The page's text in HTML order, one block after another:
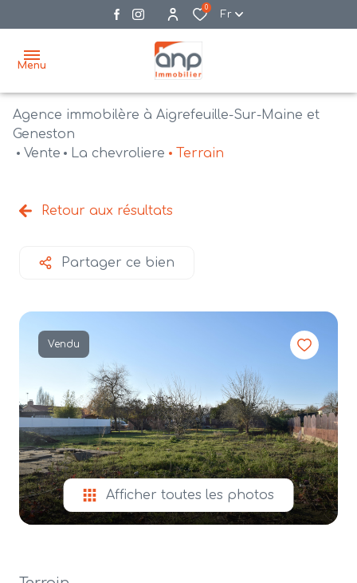
0
Fr
Menu
accueil
vente
agences
estimation
e-
mail
contact
Agence immobilère à Aigrefeuille-Sur-Maine et
Geneston
Vente
La chevroliere Terrain
Retour aux résultats
Partager ce bien
Vendu
Afficher toutes les photos